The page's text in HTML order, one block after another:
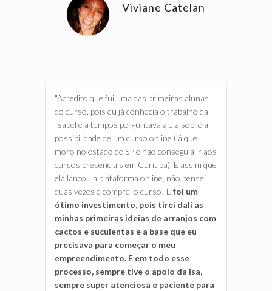
Viviane Catelan
"Acredito que fui uma das primeiras alunas
do curso, pois eu já conhecia o trabalho da
Isabel e a tempos perguntava a ela sobre a
possibilidade de um curso online (já que
moro no estado de SP e nao conseguia ir aos
cursos presenciais em Curitiba). E assim que
ela lançou a plataforma online, não pensei
duas vezes e comprei o curso! E foi um
ótimo investimento, pois tirei dali as
minhas primeiras ideias de arranjos com
cactos e suculentas e a base que eu
precisava para começar o meu
empreendimento. E em todo esse
processo, sempre tive o apoio da Isa,
sempre super atenciosa e paciente para